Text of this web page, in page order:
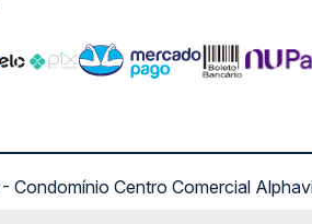
Condomínio Centro Comercial